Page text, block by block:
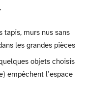
tapis, murs nus sans
les grandes pièces
objets choisis
empêchent l’espace